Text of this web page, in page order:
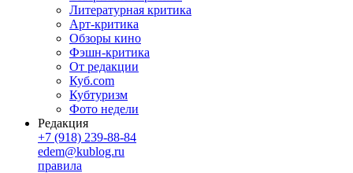
Литературная критика
Арт-критика
Обзоры кино
Фэшн-критика
От редакции
Куб.com
Кубтуризм
Фото недели
Редакция
+7 (918) 239-88-84
edem@kublog.ru
правила